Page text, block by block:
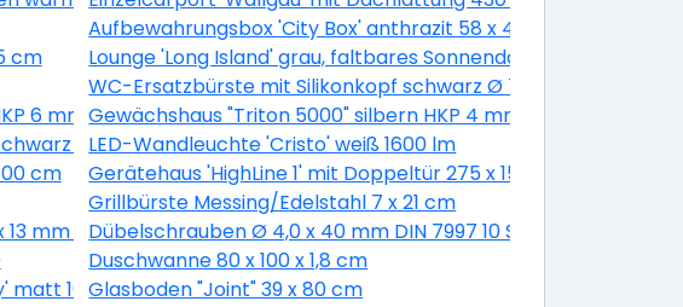
Aufbewahrungsbox 'City Box' anthrazit 58 x 44 x 55 cm
cm
Lounge 'Long Island' grau, faltbares Sonnendach
WC-Ersatzbürste mit Silikonkopf schwarz Ø 7,5 cm
6 mm Gewächshaus "Triton 5000" silbern HKP 4 mm
2 Stück
LED-Wandleuchte 'Cristo' weiß 1600 lm
cm
Gerätehaus 'HighLine 1' mit Doppeltür 275 x 155 cm
Grillbürste Messing/Edelstahl 7 x 21 cm
mm 1 StückDübelschrauben Ø 4,0 x 40 mm DIN 7997 10 Stück
Duschwanne 80 x 100 x 1,8 cm
matt 10 lGlasboden "Joint" 39 x 80 cm